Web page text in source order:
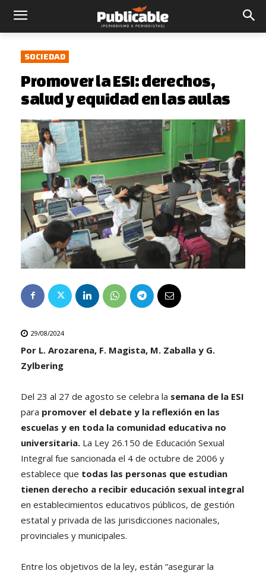
SOCIEDAD
Promover la ESI: derechos,
salud y equidad en las aulas
29/08/2024
Por L. Arozarena, F. Magista, M. Zaballa y G.
Zylbering
Del 23 al 27 de agosto se celebra la semana de la ESI
para promover el debate y la reflexión en las
escuelas y en toda la comunidad educativa no
universitaria. La Ley 26.150 de Educación Sexual
Integral fue sancionada el 4 de octubre de 2006 y
establece que todas las personas que estudian
tienen derecho a recibir educación sexual integral
en establecimientos educativos públicos, de gestión
estatal y privada de las jurisdicciones nacionales,
provinciales y municipales.
Entre los objetivos de la ley, están “asegurar la